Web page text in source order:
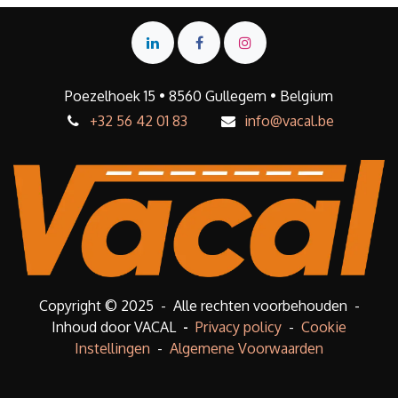
Poezelhoek 15 • 8560 Gullegem • Belgium
+32 56 42 01 83
info@vacal.be
Copyright © 2025 - Alle rechten voorbehouden -
Inhoud door VACAL - Privacy policy - Cookie
Instellingen - Algemene Voorwaarden